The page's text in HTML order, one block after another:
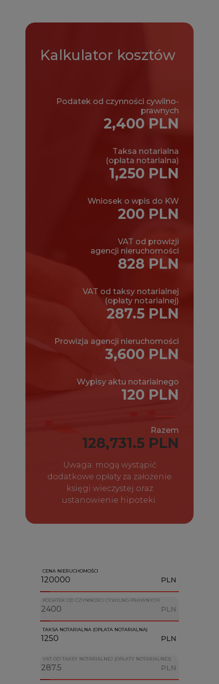
Kalkulator kosztów
Podatek od czynności cywilno-
prawnych
2,400 PLN
Taksa notarialna
(opłata notarialna)
1,250 PLN
Wniosek o wpis do KW
200 PLN
VAT od prowizji
agencji nieruchomości
828 PLN
VAT od taksy notarialnej
(opłaty notarialnej)
287.5 PLN
Prowizja agencji nieruchomości
3,600 PLN
Wypisy aktu notarialnego
120 PLN
Razem
128,731.5 PLN
Uwaga: mogą wystąpić
dodatkowe opłaty za założenie
księgi wieczystej oraz
ustanowienie hipoteki.
CENA NIERUCHOMOŚCI
PLN
PODATEK OD CZYNNOŚCI CYWILNO-PRAWNYCH
PLN
TAKSA NOTARIALNA (OPŁATA NOTARIALNA)
PLN
VAT OD TAKSY NOTARIALNEJ (OPŁATY NOTARIALNEJ)
PLN